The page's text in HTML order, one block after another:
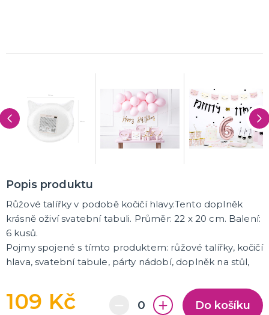
ROZLUČKA SE SVOBODOU
Šerpy na rozlučku se svobodou
Balónky na rozlučku se svobodou
Girlandy na loučení se svobodou
SVATEBNÍ FOTOKOUTEK
Popis produktu
Růžové talířky v podobě kočičí hlavy.Tento doplněk
krásně oživí svatební tabuli. Průměr: 22 x 20 cm. Balení:
6 kusů.
Pojmy spojené s tímto produktem: růžové talířky, kočičí
hlava, svatební tabule, párty nádobí, doplněk na stůl,
109 Kč Do košíku